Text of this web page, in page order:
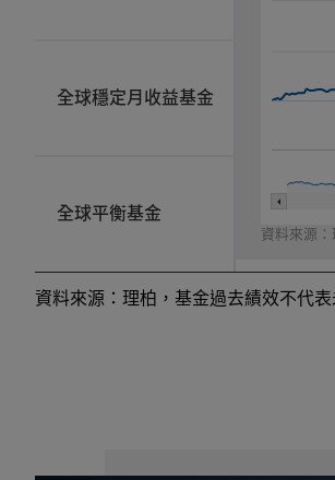
全球穩定月收益基金
全球平衡基金
資料來源
資料來源：理柏，基金過去績效不代表